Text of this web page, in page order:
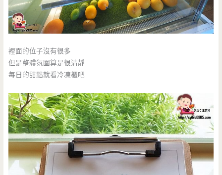
裡面的位子沒有很多
但是整體氛圍算是很清靜
每日的甜點就看冷凍櫃吧